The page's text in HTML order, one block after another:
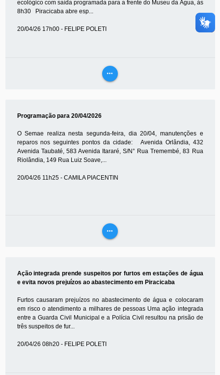
ecológico com saída programada para a frente do Museu da Água, às
8h30 Piracicaba abre esp...
20/04/26 17h00 - FELIPE POLETI
more_horiz
Programação para 20/04/2026
O Semae realiza nesta segunda-feira, dia 20/04, manutenções e
reparos nos seguintes pontos da cidade: Avenida Orlândia, 432
Avenida Taubaté, 583 Avenida Itararé, S/N° Rua Tremembé, 83 Rua
Riolândia, 149 Rua Luiz Soave,...
20/04/26 11h25 - CAMILA PIACENTIN
more_horiz
Ação integrada prende suspeitos por furtos em estações de água
e evita novos prejuízos ao abastecimento em Piracicaba
Furtos causaram prejuízos no abastecimento de água e colocaram
em risco o atendimento a milhares de pessoas Uma ação integrada
entre a Guarda Civil Municipal e a Polícia Civil resultou na prisão de
três suspeitos de fur...
20/04/26 08h20 - FELIPE POLETI